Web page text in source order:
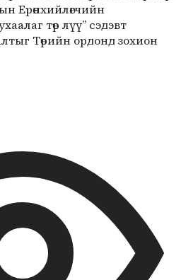
Ерөнхийлөгчийн
төр лүү” сэдэвт
Төрийн ордонд зохион